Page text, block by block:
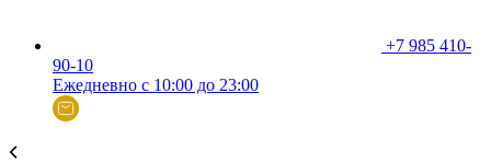
+7 985 410-
90-10
Ежедневно с 10:00 до 23:00